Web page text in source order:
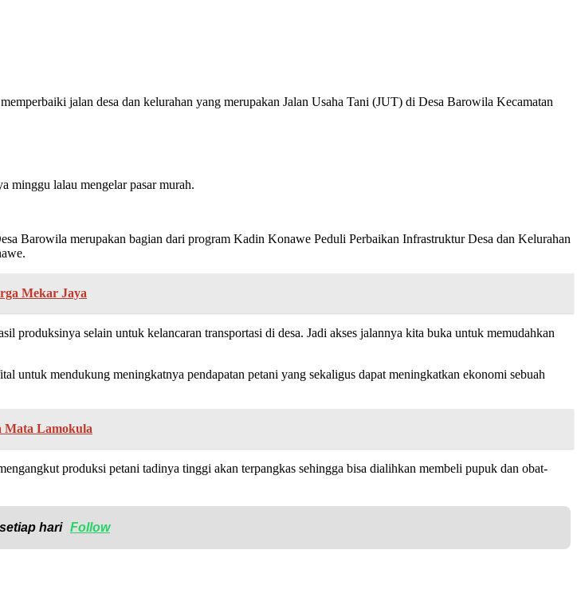
jalan desa dan kelurahan yang merupakan Jalan Usaha Tani (JUT) di Desa Barowila Kecamatan
minggu lalau mengelar pasar murah.
Barowila merupakan bagian dari program Kadin Konawe Peduli Perbaikan Infrastruktur Desa dan Kelurahan
Mekar Jaya
selain untuk kelancaran transportasi di desa. Jadi akses jalannya kita buka untuk memudahkan
untuk mendukung meningkatnya pendapatan petani yang sekaligus dapat meningkatkan ekonomi sebuah
Mata Lamokula
produksi petani tadinya tinggi akan terpangkas sehingga bisa dialihkan membeli pupuk dan obat-
hari Follow